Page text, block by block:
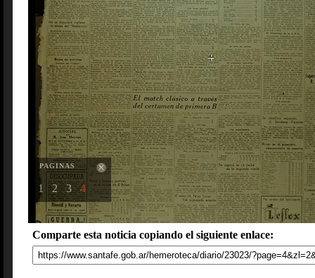
PAGINAS
1 2 3 4
Comparte esta noticia copiando el siguiente enlace: